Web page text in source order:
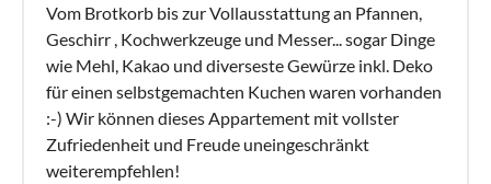
Vom Brotkorb bis zur Vollausstattung an Pfannen,
Geschirr , Kochwerkzeuge und Messer... sogar Dinge
wie Mehl, Kakao und diverseste Gewürze inkl. Deko
für einen selbstgemachten Kuchen waren vorhanden
:-) Wir können dieses Appartement mit vollster
Zufriedenheit und Freude uneingeschränkt
weiterempfehlen!